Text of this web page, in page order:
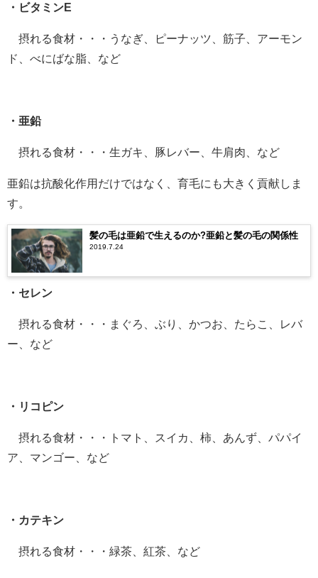
・ビタミンE
摂れる食材・・・うなぎ、ピーナッツ、筋子、アーモン
ド、べにばな脂、など
・亜鉛
摂れる食材・・・生ガキ、豚レバー、牛肩肉、など
亜鉛は抗酸化作用だけではなく、育毛にも大きく貢献しま
す。
髪の毛は亜鉛で生えるのか?亜鉛と髪の毛の関係性
2019.7.24
・セレン
摂れる食材・・・まぐろ、ぶり、かつお、たらこ、レバ
ー、など
・リコピン
摂れる食材・・・トマト、スイカ、柿、あんず、パパイ
ア、マンゴー、など
・カテキン
摂れる食材・・・緑茶、紅茶、など